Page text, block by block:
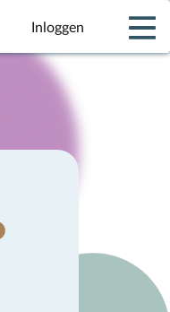
zijn, gebruik de pijlen
Inloggen